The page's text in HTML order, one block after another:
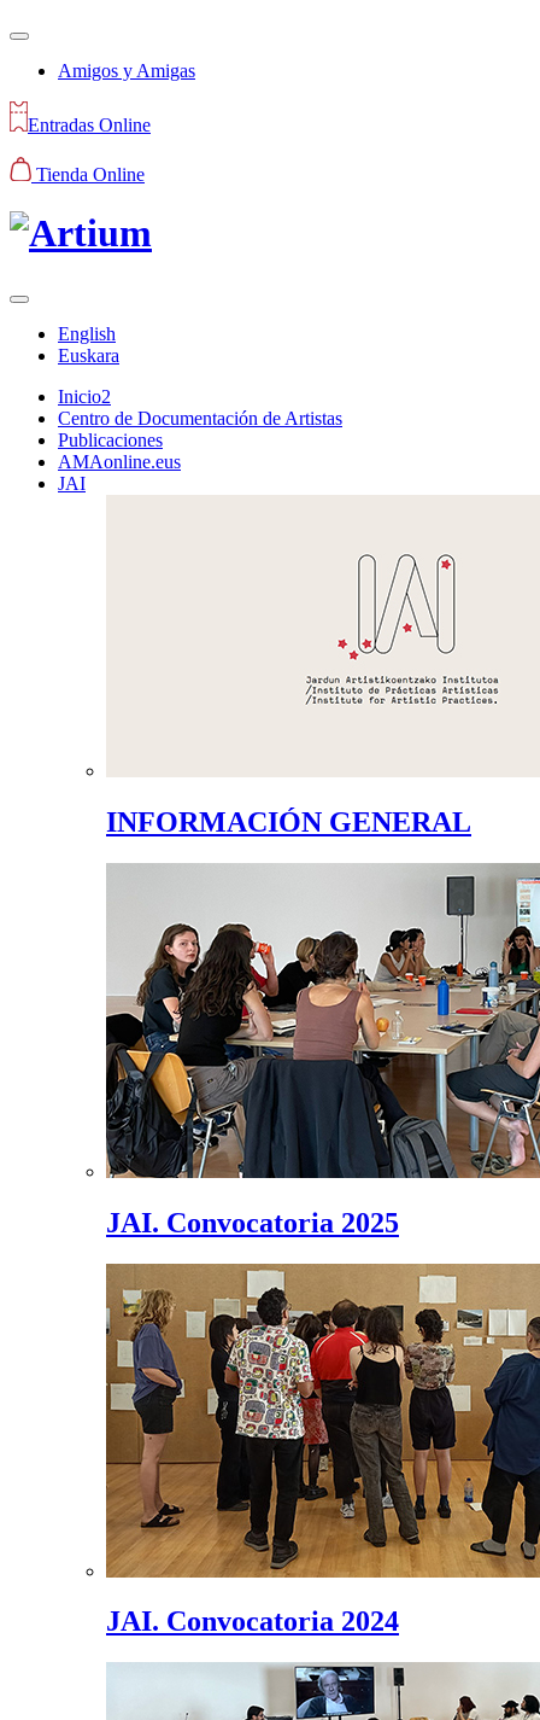
Amigos y Amigas
Entradas Online
Tienda Online
English
Euskara
Inicio2
Centro de Documentación de Artistas
Publicaciones
AMAonline.eus
JAI
INFORMACIÓN GENERAL
JAI. Convocatoria 2025
JAI. Convocatoria 2024